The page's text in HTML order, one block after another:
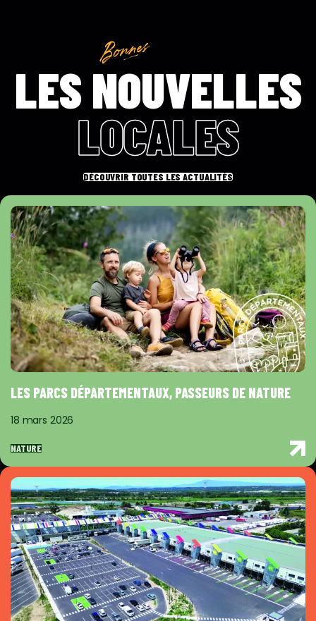
LES NOUVELLES
LOCALES
DÉCOUVRIR TOUTES LES ACTUALITÉS
LES PARCS DÉPARTEMENTAUX, PASSEURS DE NATURE
18 mars 2026
NATURE